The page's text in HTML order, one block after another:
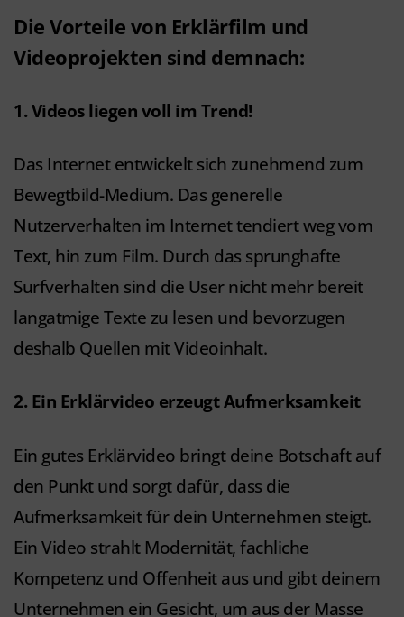
Die Vorteile von Erklärfilm und
Videoprojekten sind demnach:
1. Videos liegen voll im Trend!
Das Internet entwickelt sich zunehmend zum
Bewegtbild-Medium. Das generelle
Nutzerverhalten im Internet tendiert weg vom
Text, hin zum Film. Durch das sprunghafte
Surfverhalten sind die User nicht mehr bereit
langatmige Texte zu lesen und bevorzugen
deshalb Quellen mit Videoinhalt.
2. Ein Erklärvideo erzeugt Aufmerksamkeit
Ein gutes Erklärvideo bringt deine Botschaft auf
den Punkt und sorgt dafür, dass die
Aufmerksamkeit für dein Unternehmen steigt.
Ein Video strahlt Modernität, fachliche
Kompetenz und Offenheit aus und gibt deinem
Unternehmen ein Gesicht, um aus der Masse